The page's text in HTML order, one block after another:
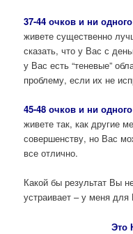
37-44 очков и ни одного
живете существенно
сказать, что у Вас с
у Вас есть “теневые”
проблему, если их не
45-48 очков и ни
живете так, как другие
совершенству, но Вас
все отлично.
Какой бы результат Вы
устраивает – у меня
Это